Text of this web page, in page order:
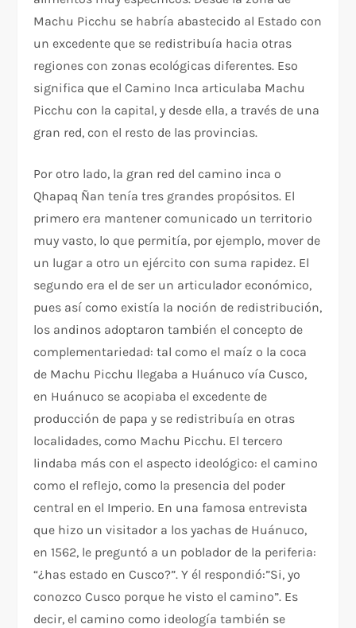
Machu Picchu se habría abastecido al Estado con
un excedente que se redistribuía hacia otras
regiones con zonas ecológicas diferentes. Eso
significa que el Camino Inca articulaba Machu
Picchu con la capital, y desde ella, a través de una
gran red, con el resto de las provincias.
Por otro lado, la gran red del camino inca o
Qhapaq Ñan tenía tres grandes propósitos. El
primero era mantener comunicado un territorio
muy vasto, lo que permitía, por ejemplo, mover de
un lugar a otro un ejército con suma rapidez. El
segundo era el de ser un articulador económico,
pues así como existía la noción de redistribución,
los andinos adoptaron también el concepto de
complementariedad: tal como el maíz o la coca
de Machu Picchu llegaba a Huánuco vía Cusco,
en Huánuco se acopiaba el excedente de
producción de papa y se redistribuía en otras
localidades, como Machu Picchu. El tercero
lindaba más con el aspecto ideológico: el camino
como el reflejo, como la presencia del poder
central en el Imperio. En una famosa entrevista
que hizo un visitador a los yachas de Huánuco,
en 1562, le preguntó a un poblador de la periferia:
“¿has estado en Cusco?”. Y él respondió:”Si, yo
conozco Cusco porque he visto el camino”. Es
decir, el camino como ideología también se